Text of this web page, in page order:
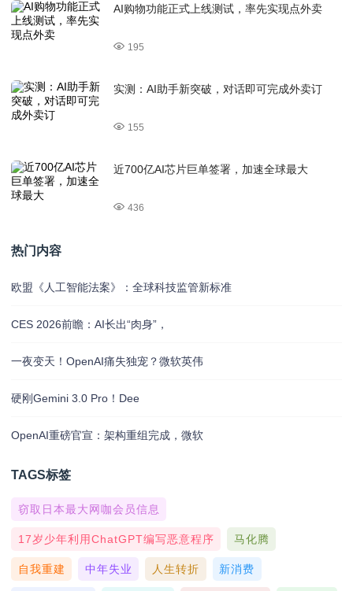
AI购物功能正式上线测试，率先实现点外卖
195
实测：AI助手新突破，对话即可完成外卖订
155
近700亿AI芯片巨单签署，加速全球最大
436
热门内容
欧盟《人工智能法案》：全球科技监管新标准
CES 2026前瞻：AI长出“肉身”，
一夜变天！OpenAI痛失独宠？微软英伟
硬刚Gemini 3.0 Pro！Dee
OpenAI重磅官宣：架构重组完成，微软
TAGS标签
窃取日本最大网咖会员信息
17岁少年利用ChatGPT编写恶意程序 马化腾
自我重建 中年失业 人生转折 新消费